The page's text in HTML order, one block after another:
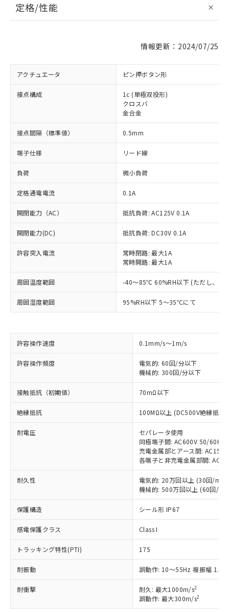
定格/性能
情報更新：2024/07/25
アクチュエータ ピン押ボタン形
接点構成
1c (単極双投形)
クロスバ
金合金
接点間隔（標準値） 0.5mm
端子仕様 リード線
負荷 微小負荷
定格通電電流 0.1A
開閉能力（AC） 抵抗負荷: AC125V 0.1A
開閉能力(DC) 抵抗負荷: DC30V 0.1A
許容突入電流
常時閉路: 最大1A
常時開路: 最大1A
周囲温度範囲 -40～85℃ 60%RH以下 (ただし、氷
周囲湿度範囲 95%RH以下 5～35℃にて
許容操作速度 0.1mm/s～1m/s
許容操作頻度
電気的: 60回/分以下
機械的: 300回/分以下
接触抵抗（初期値） 70mΩ以下
絶縁抵抗 100MΩ以上 (DC500V絶縁抵抗
耐電圧
セパレータ使用
同極端子間: AC600V 50/60Hz
充電金属部とアース間:
各端子と非充電金属部間:
耐久性
電気的: 20万回以上 (30回/min)
機械的: 500万回以上 (60回/
保護構造 シール形 IP67
感電保護クラス Class I
トラッキング特性(PTI) 175
耐振動 誤動作: 10～55Hz 複振幅
耐衝撃 耐久: 最大1000m/s2
誤動作: 最大300m/s2
以下の条件をお読みいただき、同意のうえ
本サービスは、当社制御機器事業取扱
商品の当社在庫状況および標準価格
(税抜)を提供させていただくもので
当社制御機器事業取扱商品の中には、
ことをご了承ください。
在庫状況および標準価格照会結果は、
記載している更新日時点での社内デー
タに基づき作成されるものであり、閲
覧された時点での実際の在庫および標
準価格とは異なる場合があることをご
※1 対応状況
対応済み：EU RoHS指令（10物質）の
非含有に対応した製品が提供可能な商品で
す。
対応予定：EU RoHS指令（10物質）の非含
有に対応した製品に切り替える予定のある
対応予定なし：EU RoHS指令（10物質）の
非含有に非対応の商品で、対応品を出す予
調査・確認中：EU RoHS指令（10物質）の
非含有の対応状況を調査中または確認中の
商品です。
非該当品：ライセンス料など無形物で、有
害物質有無と関係のない商品です。
仕入先様の事情により、非含有部品として
いたものが、含有品と判明した場合などや
むを得ず変更することがあります。
鉛(Pb) 1000ppm以下、 水銀(Hg) 1000ppm以下、 カド
六価クロム(Cr(Ⅵ)) 1000ppm以下、ポリ臭化ビフェニル
「○」：最大均質材料含有率が中国RoHSの
基準値以下であることを示します。
「×」：最大均質材料含有率が中国RoHSの
基準値を超えていることを示します。
「－」：未確認です。当社販売部門へお問
*中国RoHS10物質の基準値 (GB/T26572)：
Pb(鉛) :1000ppm、 Hg(水銀) : 1000ppm、 Cd(カドミウ
当社は、これら貴社製品のうち、外国
為替および外国貿易法に定める商品
（以下｢規制貨物等」という）を輸出
国政府の輸出許可(または役務取引許
可)を取得するなどの必要な手続きを